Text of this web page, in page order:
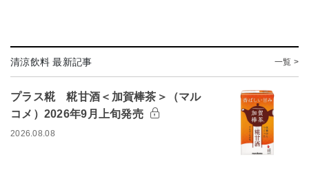
清涼飲料 最新記事 一覧 >
プラス糀 糀甘酒＜加賀棒茶＞（マル
コメ）2026年9月上旬発売
2026.08.08